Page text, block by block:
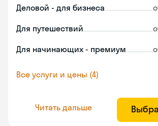
Деловой - для бизнеса
Для путешествий
Для начинающих - премиум
Все услуги и цены (4)
Читать дальше